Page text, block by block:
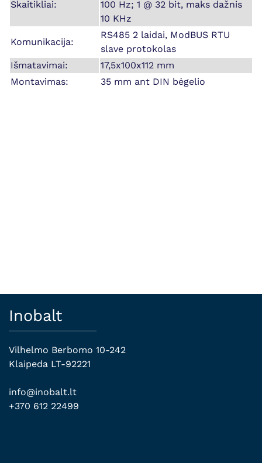
Skaitikliai:
100 Hz; 1 @ 32 bit, maks dažnis
10 KHz
Komunikacija:
RS485 2 laidai, ModBUS RTU
slave protokolas
Išmatavimai:
17,5x100x112 mm
Montavimas:
35 mm ant DIN bėgelio
Inobalt
Vilhelmo Berbomo 10-242
Klaipeda LT-92221
info@inobalt.lt
+370 612 22499